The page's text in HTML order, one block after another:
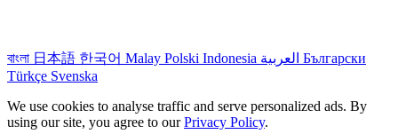
বাংলা 日本語 한국어 Malay Polski Indonesia العربية Български
Türkçe Svenska
We use cookies to analyse traffic and serve personalized ads. By
using our site, you agree to ourPrivacy Policy.